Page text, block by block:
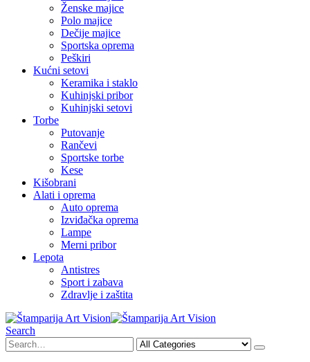
Ženske majice
Polo majice
Dečije majice
Sportska oprema
Peškiri
Kućni setovi
Keramika i staklo
Kuhinjski pribor
Kuhinjski setovi
Torbe
Putovanje
Rančevi
Sportske torbe
Kese
Kišobrani
Alati i oprema
Auto oprema
Izviđačka oprema
Lampe
Merni pribor
Lepota
Antistres
Sport i zabava
Zdravlje i zaštita
Search